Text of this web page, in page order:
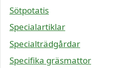
Sötpotatis
Specialartiklar
Specialträdgårdar
Specifika gräsmattor